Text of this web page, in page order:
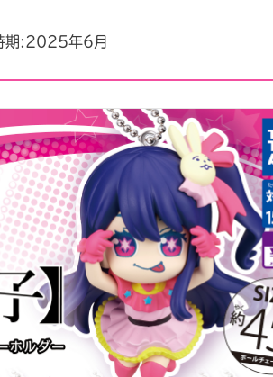
:2025年6月